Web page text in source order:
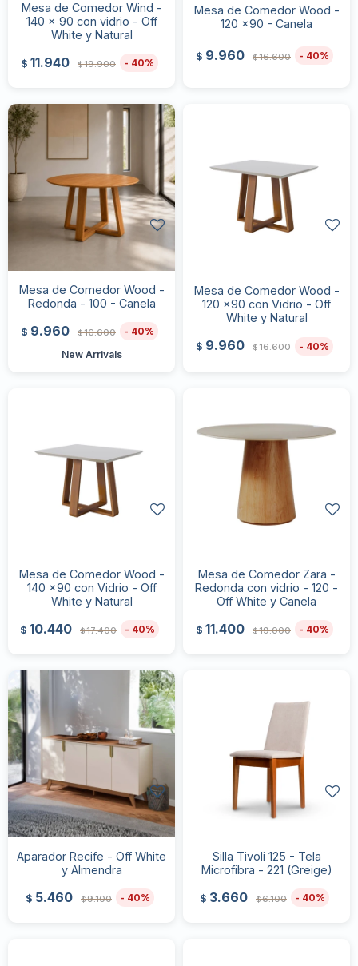
Mesa de Comedor Wind -
140 x 90 con vidrio - Off
White y Natural
$ 11.940 $19.900 40
Mesa de Comedor Wood -
120 x90 - Canela
$ 9.960 $16.600 40
Mesa de Comedor Wood -
Redonda - 100 - Canela
$ 9.960 $16.600
40
New Arrivals
Mesa de Comedor Wood -
120 x90 con Vidrio - Off
White y Natural
$ 9.960 $16.600 40
Mesa de Comedor Wood -
140 x90 con Vidrio - Off
White y Natural
$ 10.440 $17.400 40
Mesa de Comedor Zara -
Redonda con vidrio - 120 -
Off White y Canela
$ 11.400 $19.000 40
Aparador Recife - Off White
y Almendra
$ 5.460 $9.100 40
Silla Tivoli 125 - Tela
Microfibra - 221 (Greige)
$ 3.660 $6.100 40